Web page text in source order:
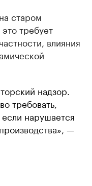
старом
требует
влияния
надзор.
требовать,
нарушается
—